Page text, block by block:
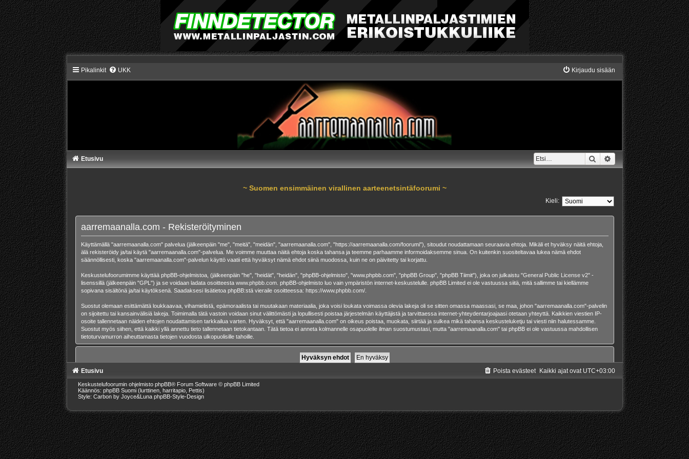
Pikalinkit UKK Kirjaudu sisään
Etsi Tarkennettu haku
Etusivu
~ Suomen ensimmäinen virallinen aarteenetsintäfoorumi ~
Kieli:
aarremaanalla.com - Rekisteröityminen
Käyttämällä "aarremaanalla.com" palvelua (jälkeenpäin "me", "meitä", "meidän", "aarremaanalla.com", "https://aarremaanalla.com/foorumi"), sitoudut noudattamaan seuraavia ehtoja. Mikäli et hyväksy näitä ehtoja,
älä rekisteröidy ja/tai käytä "aarremaanalla.com"-palvelua. Me voimme muuttaa näitä ehtoja koska tahansa ja teemme parhaamme informoidaksemme sinua. On kuitenkin suositeltavaa lukea nämä ehdot
säännöllisesti, koska "aarremaanalla.com"-palvelun käyttö vaatii että hyväksyt nämä ehdot siinä muodossa, kuin ne on päivitetty tai korjattu.
Keskustelufoorumimme käyttää phpBB-ohjelmistoa, (jälkeenpäin "he", "heidät", "heidän", "phpBB-ohjelmisto", "www.phpbb.com", "phpBB Group", "phpBB Tiimit"), joka on julkaistu "General Public License v2" -
lisenssillä (jälkeenpäin "GPL") ja se voidaan ladata osoitteesta www.phpbb.com. phpBB-ohjelmisto luo vain ympäristön internet-keskustelulle. phpBB Limited ei ole vastuussa siitä, mitä sallimme tai kiellämme
sopivana sisältönä ja/tai käytöksenä. Saadaksesi lisätietoa phpBB:stä vieraile osoitteessa: https://www.phpbb.com/.
Suostut olemaan esittämättä loukkaavaa, vihamielistä, epämoraalista tai muutakaan materiaalia, joka voisi loukata voimassa olevia lakeja oli se sitten omassa maassasi, se maa, johon "aarremaanalla.com"-palvelin
on sijoitettu tai kansainvälisiä lakeja. Toimimalla tätä vastoin voidaan sinut välittömästi ja lopullisesti poistaa järjestelmän käyttäjistä ja tarvittaessa internet-yhteydentarjoajaasi otetaan yhteyttä. Kaikkien viestien IP-
osoite tallennetaan näiden ehtojen noudattamisen tarkkailua varten. Hyväksyt, että "aarremaanalla.com" on oikeus poistaa, muokata, siirtää ja sulkea mikä tahansa keskusteluketju tai viesti niin halutessamme.
Suostut myös siihen, että kaikki yllä annettu tieto tallennetaan tietokantaan. Tätä tietoa ei anneta kolmannelle osapuolelle ilman suostumustasi, mutta "aarremaanalla.com" tai phpBB ei ole vastuussa mahdollisen
tietoturvamurron aiheuttamasta tietojen vuodosta ulkopuolisille tahoille.
Etusivu Kaikki ajat ovat UTC+03:00
Poista evästeet
Keskustelufoorumin ohjelmisto phpBB® Forum Software © phpBB Limited
Käännös: phpBB Suomi (lurttinen, harritapio, Pettis)
Style: Carbon by Joyce&Luna phpBB-Style-Design